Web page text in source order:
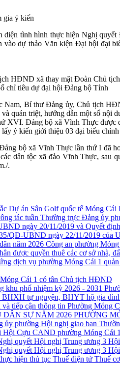
gia ý kiến
tình hình thực hiện Nghị
vào dự thảo Văn kiện Đại hội
HĐND xã thay mặt Đoàn Chủ
chỉ tiêu dự đại hội Đảng bộ Tỉnh
Nam, Bí thư Đảng ủy, Chủ tịch
triệt, hướng dẫn một số nội
XVI. Đảng bộ xã Vĩnh Thực được
ý kiến giới thiệu 03 đại biểu
bộ xã Vĩnh Thực lần thứ I đã
dân tộc xã đảo Vĩnh Thực,
.
Thường trực Đảng ủy
QĐ-UBND ngày 22/11/2019 của
Công an phường
Cái 1 có tân Chủ tịch HĐND
Phường Móng
PHƯỜNG
Hội nghị giao ban
Hội Cựu CAND phường Móng Cái 1
Thuế